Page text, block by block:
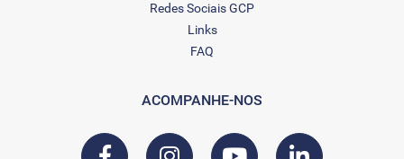
Redes Sociais GCP
Links
FAQ
ACOMPANHE-NOS